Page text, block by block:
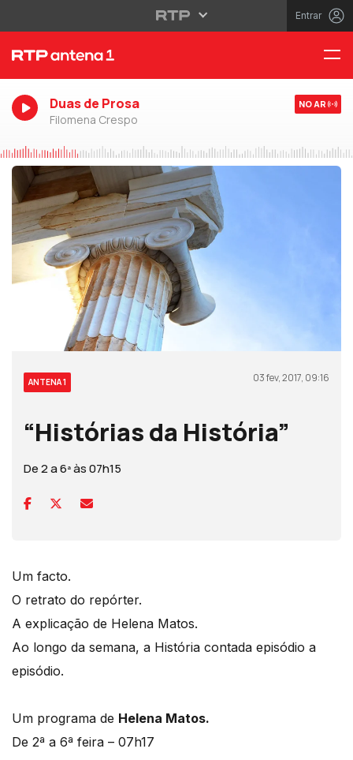
Entrar
Duas de Prosa
Filomena Crespo
NO AR
ANTENA 1 03 fev, 2017, 09:16
“Histórias da História”
De 2 a 6ª às 07h15
Um facto.
O retrato do repórter.
A explicação de Helena Matos.
Ao longo da semana, a História contada episódio a
episódio.
Um programa de Helena Matos.
De 2ª a 6ª feira – 07h17